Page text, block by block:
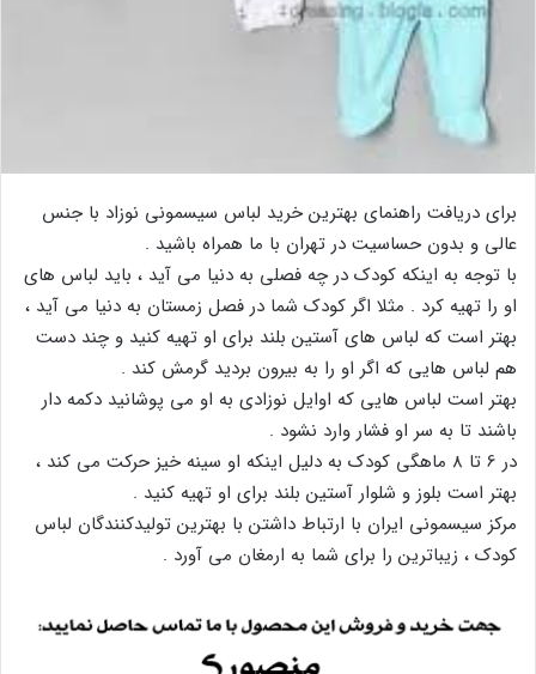
برای دریافت راهنمای بهترین خرید لباس سیسمونی نوزاد با جنس
عالی و بدون حساسیت در تهران با ما همراه باشید .
با توجه به اینکه کودک در چه فصلی به دنیا می آید ، باید لباس های
او را تهیه کرد . مثلا اگر کودک شما در فصل زمستان به دنیا می آید ،
بهتر است که لباس های آستین بلند برای او تهیه کنید و چند دست
هم لباس هایی که اگر او را به بیرون بردید گرمش کند .
بهتر است لباس هایی که اوایل نوزادی به او می پوشانید دکمه دار
باشند تا به سر او فشار وارد نشود .
در 6 تا 8 ماهگی کودک به دلیل اینکه او سینه خیز حرکت می کند ،
بهتر است بلوز و شلوار آستین بلند برای او تهیه کنید .
مرکز سیسمونی ایران با ارتباط داشتن با بهترین تولیدکنندگان لباس
کودک ، زیباترین را برای شما به ارمغان می آورد .